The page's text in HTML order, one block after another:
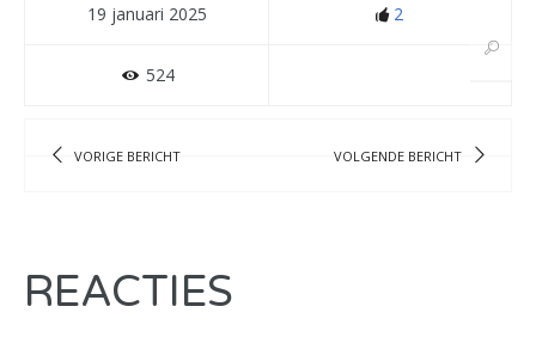
19 januari 2025 2
524
VORIGE BERICHT VOLGENDE BERICHT
REACTIES